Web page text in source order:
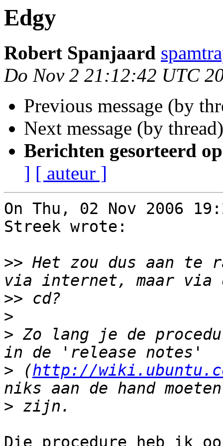
Edgy
Robert Spanjaard
Do Nov 2 21:12:42 UTC
Previous message (by
Next message (by
Berichten gesorteerd
] [ auteur ]
On Thu, 02 Nov 2006
Streek wrote:
>> Het zou dus aan te
>>
>
> Zo lang je de
> (http://
>
Die procedure heb ik